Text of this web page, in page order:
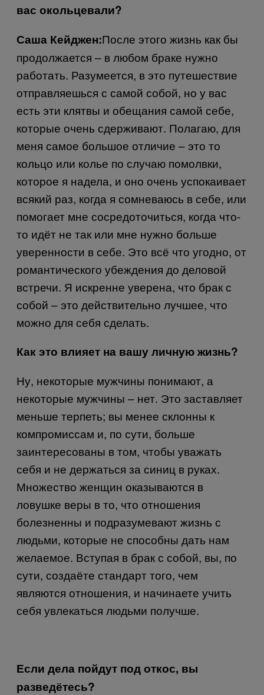
вас окольцевали?
Саша Кейджен:После этого жизнь как бы
продолжается – в любом браке нужно
работать. Разумеется, в это путешествие
отправляешься с самой собой, но у вас
есть эти клятвы и обещания самой себе,
которые очень сдерживают. Полагаю, для
меня самое большое отличие – это то
кольцо или колье по случаю помолвки,
которое я надела, и оно очень успокаивает
всякий раз, когда я сомневаюсь в себе, или
помогает мне сосредоточиться, когда что-
то идёт не так или мне нужно больше
уверенности в себе. Это всё что угодно, от
романтического убеждения до деловой
встречи. Я искренне уверена, что брак с
собой – это действительно лучшее, что
можно для себя сделать.
Как это влияет на вашу личную жизнь?
Ну, некоторые мужчины понимают, а
некоторые мужчины – нет. Это заставляет
меньше терпеть; вы менее склонны к
компромиссам и, по сути, больше
заинтересованы в том, чтобы уважать
себя и не держаться за синиц в руках.
Множество женщин оказываются в
ловушке веры в то, что отношения
болезненны и подразумевают жизнь с
людьми, которые не способны дать нам
желаемое. Вступая в брак с собой, вы, по
сути, создаёте стандарт того, чем
являются отношения, и начинаете учить
себя увлекаться людьми получше.
Если дела пойдут под откос, вы
разведётесь?